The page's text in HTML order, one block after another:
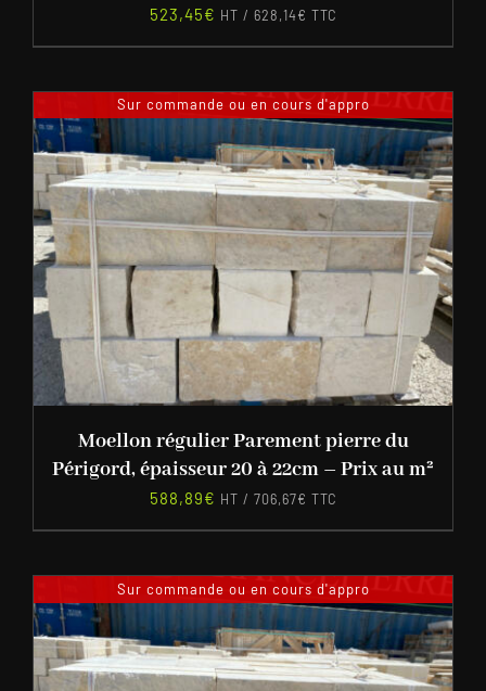
523,45€ HT / 628,14€ TTC
Sur commande ou en cours d'appro
Moellon régulier Parement pierre du
Périgord, épaisseur 20 à 22cm – Prix au m²
588,89€ HT / 706,67€ TTC
Sur commande ou en cours d'appro